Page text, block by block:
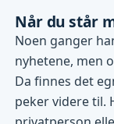
Når du står
Noen ganger
nyhetene, men
Da finnes det
peker videre til.